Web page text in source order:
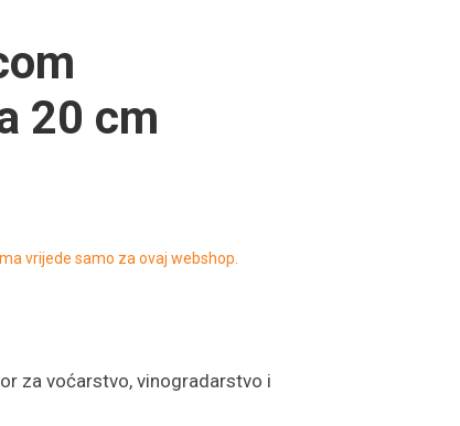
20 cm
vrijede samo za ovaj webshop.
za voćarstvo, vinogradarstvo i